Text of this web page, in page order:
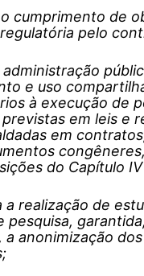
o cumprimento de
pelo
administração
e uso
à execução de
em leis e
em
do Capítulo
a realização de
pesquisa,
a anonimização